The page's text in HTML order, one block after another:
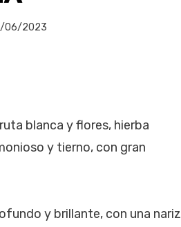
06/2023
blanca y flores, hierba
y tierno, con gran
y brillante, con una nariz